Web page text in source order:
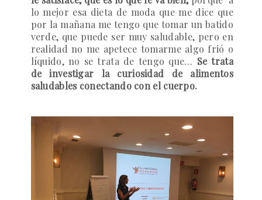
lo mejor esa dieta de moda que me dice que
por la mañana me tengo que tomar un batido
verde, que puede ser muy saludable, pero en
realidad no me apetece tomarme algo frió o
líquido, no se trata de tengo que… Se trata
de investigar la curiosidad de alimentos
saludables conectando con el cuerpo.